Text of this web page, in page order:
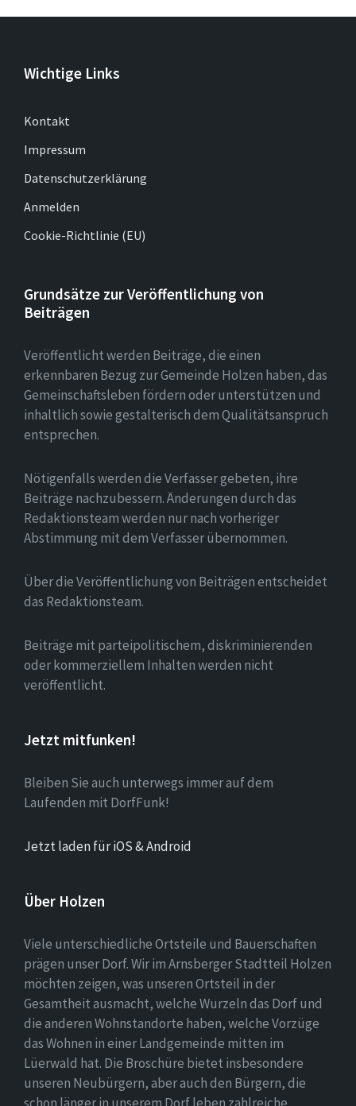
Wichtige Links
Kontakt
Impressum
Datenschutzerklärung
Anmelden
Cookie-Richtlinie (EU)
Grundsätze zur Veröffentlichung von
Beiträgen
Veröffentlicht werden Beiträge, die einen
erkennbaren Bezug zur Gemeinde Holzen haben, das
Gemeinschaftsleben fördern oder unterstützen und
inhaltlich sowie gestalterisch dem Qualitätsanspruch
entsprechen.
Nötigenfalls werden die Verfasser gebeten, ihre
Beiträge nachzubessern. Änderungen durch das
Redaktionsteam werden nur nach vorheriger
Abstimmung mit dem Verfasser übernommen.
Über die Veröffentlichung von Beiträgen entscheidet
das Redaktionsteam.
Beiträge mit parteipolitischem, diskriminierenden
oder kommerziellem Inhalten werden nicht
veröffentlicht.
Jetzt mitfunken!
Bleiben Sie auch unterwegs immer auf dem
Laufenden mit DorfFunk!
Jetzt laden für iOS & Android
Über Holzen
Viele unterschiedliche Ortsteile und Bauerschaften
prägen unser Dorf. Wir im Arnsberger Stadtteil Holzen
möchten zeigen, was unseren Ortsteil in der
Gesamtheit ausmacht, welche Wurzeln das Dorf und
die anderen Wohnstandorte haben, welche Vorzüge
das Wohnen in einer Landgemeinde mitten im
Lüerwald hat. Die Broschüre bietet insbesondere
unseren Neubürgern, aber auch den Bürgern, die